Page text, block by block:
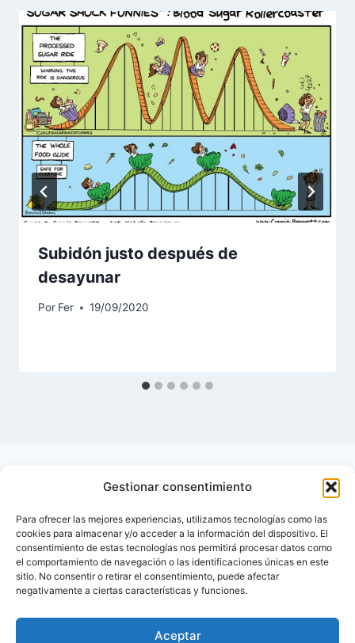
Gestionar consentimiento
Para ofrecer las mejores experiencias, utilizamos tecnologías como las
cookies para almacenar y/o acceder a la información del dispositivo. El
consentimiento de estas tecnologías nos permitirá procesar datos como
el comportamiento de navegación o las identificaciones únicas en este
sitio. No consentir o retirar el consentimiento, puede afectar
negativamente a ciertas características y funciones.
Aceptar
Subidón justo después de
desayunar
Por Fer 19/09/2020